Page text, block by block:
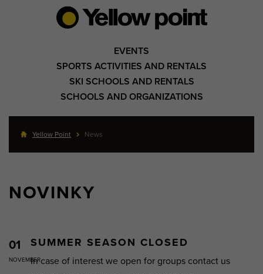
EVENTS
SPORTS ACTIVITIES AND RENTALS
SKI SCHOOLS AND RENTALS
SCHOOLS AND ORGANIZATIONS
Yellow Point News
NOVINKY
01
NOVEMBER
SUMMER SEASON CLOSED
In case of interest we open for groups contact us